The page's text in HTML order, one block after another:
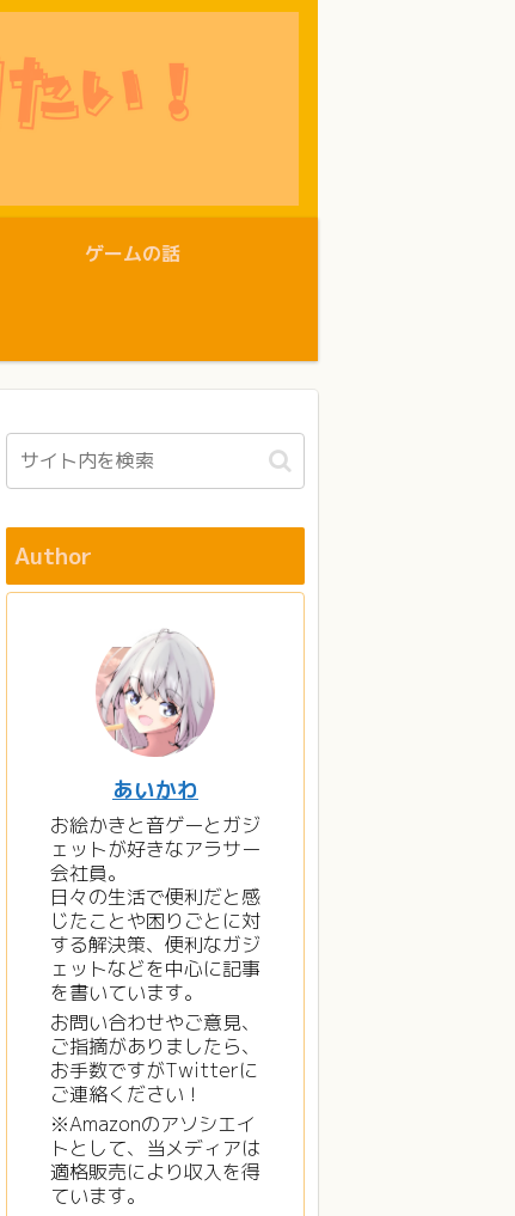
ゲームの話
Author
あいかわ
お絵かきと音ゲーとガジ
ェットが好きなアラサー
会社員。
日々の生活で便利だと感
じたことや困りごとに対
する解決策、便利なガジ
ェットなどを中心に記事
を書いています。
お問い合わせやご意見、
ご指摘がありましたら、
お手数ですがTwitterに
ご連絡ください！
※Amazonのアソシエイ
トとして、当メディアは
適格販売により収入を得
ています。